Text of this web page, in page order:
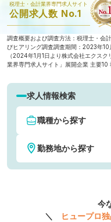
税理士・会計業界専門求人サイト
公開求人数 No.1
調査概要および調査方法：税理士・会
びヒアリング調査調査期間：2023年10
（2024年1月1日より株式会社エクスク
業界専門求人サイト」展開企業 主要10
求人情報検索
職種から探す
税理士・税務
経理
勤務地から探す
今
＼
ヒュープロ